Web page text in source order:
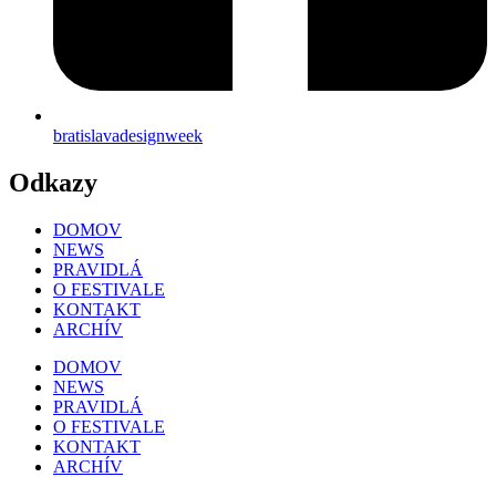
bratislavadesignweek
Odkazy
DOMOV
NEWS
PRAVIDLÁ
O FESTIVALE
KONTAKT
ARCHÍV
DOMOV
NEWS
PRAVIDLÁ
O FESTIVALE
KONTAKT
ARCHÍV